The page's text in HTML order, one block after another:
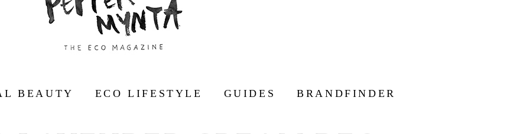
BEAUTY ECO LIFESTYLE GUIDES BRANDFINDER